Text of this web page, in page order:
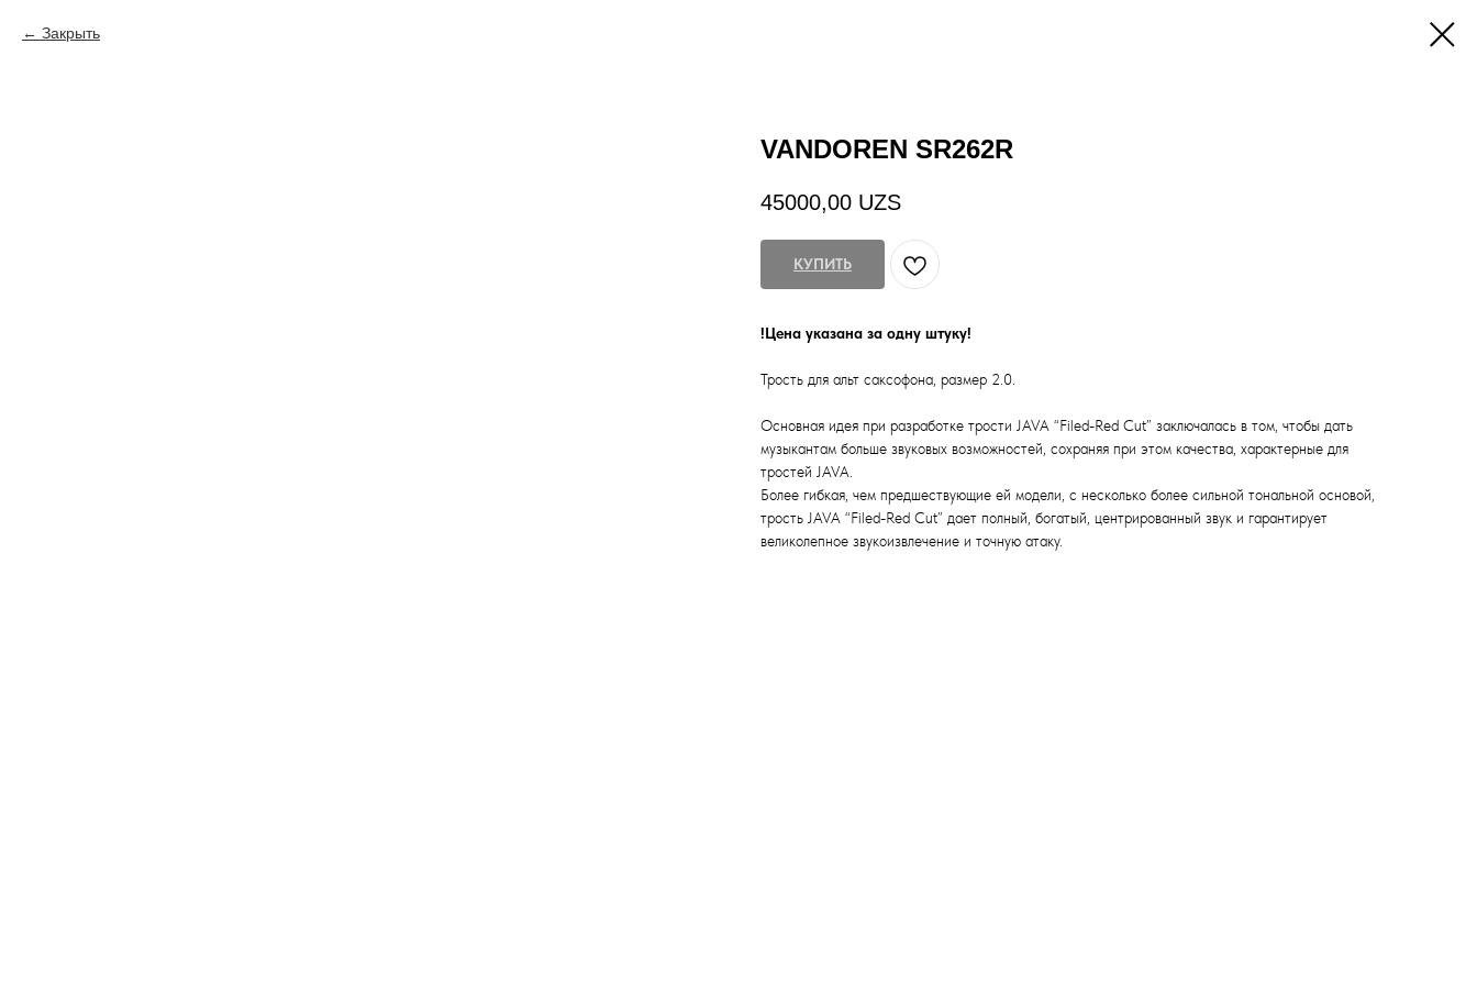
Закрыть
VANDOREN SR262R
45000,00 UZS
КУПИТЬ
!Цена указана за одну штуку!
Трость для альт саксофона, размер 2.0.
Основная идея при разработке трости JAVA “Filed-Red Cut” заключалась в том, чтобы дать
музыкантам больше звуковых возможностей, сохраняя при этом качества, характерные для
тростей JAVA.
Более гибкая, чем предшествующие ей модели, с несколько более сильной тональной основой,
трость JAVA “Filed-Red Cut” дает полный, богатый, центрированный звук и гарантирует
великолепное звукоизвлечение и точную атаку.